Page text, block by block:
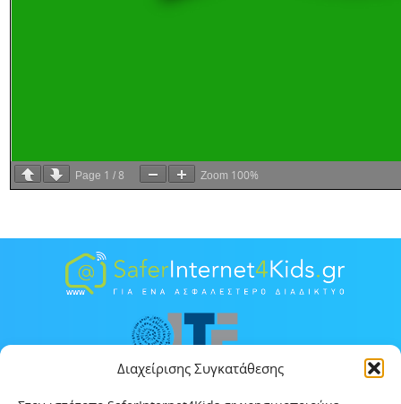
Διαχείρισης Συγκατάθεσης
Page 1 /8 Zoom 100%